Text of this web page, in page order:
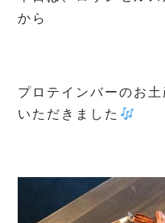
から
プロテインバーのお
いただきました